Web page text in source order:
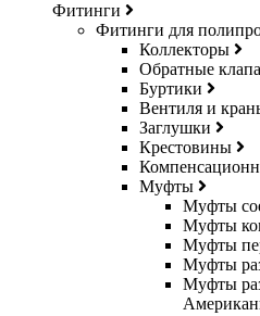
Фитинги
Фитинги для
Коллекторы
Обратные
Буртики
Вентиля и
Заглушки
Крестовины
Муфты
Муфты
Муфты
Муфты
Муфты
Муфты